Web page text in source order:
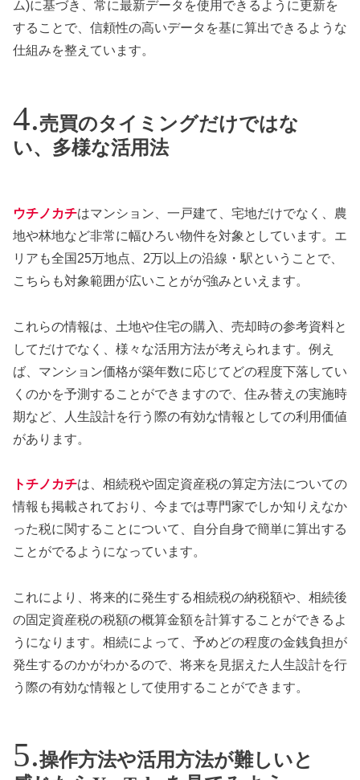
ム)に基づき、常に最新データを使用できるように更新を
することで、信頼性の高いデータを基に算出できるような
仕組みを整えています。
売買のタイミングだけではな
い、多様な活用法
ウチノカチはマンション、一戸建て、宅地だけでなく、農
地や林地など非常に幅ひろい物件を対象としています。エ
リアも全国25万地点、2万以上の沿線・駅ということで、
こちらも対象範囲が広いことがが強みといえます。
これらの情報は、土地や住宅の購入、売却時の参考資料と
してだけでなく、様々な活用方法が考えられます。例え
ば、マンション価格が築年数に応じてどの程度下落してい
くのかを予測することができますので、住み替えの実施時
期など、人生設計を行う際の有効な情報としての利用価値
があります。
トチノカチは、相続税や固定資産税の算定方法についての
情報も掲載されており、今までは専門家でしか知りえなか
った税に関することについて、自分自身で簡単に算出する
ことがでるようになっています。
これにより、将来的に発生する相続税の納税額や、相続後
の固定資産税の税額の概算金額を計算することができるよ
うになります。相続によって、予めどの程度の金銭負担が
発生するのかがわかるので、将来を見据えた人生設計を行
う際の有効な情報として使用することができます。
操作方法や活用方法が難しいと